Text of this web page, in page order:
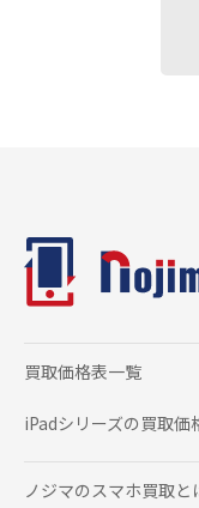
買取価格表一覧
iPadシリーズの 買取価
ノジマのスマホ買取と